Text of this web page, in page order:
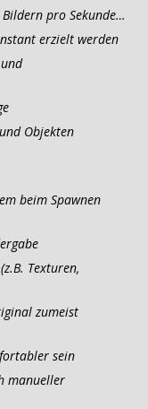
pro Sekunde…
erzielt werden
Objekten
beim Spawnen
Texturen,
zumeist
sein
manueller